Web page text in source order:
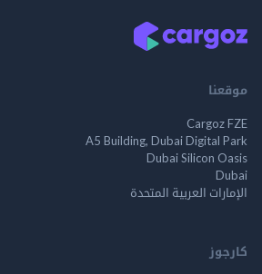
موقعنا
Cargoz FZE
A5 Building, Dubai Digital Park
Dubai Silicon Oasis
Dubai
الإمارات العربية المتحدة
كارجوز